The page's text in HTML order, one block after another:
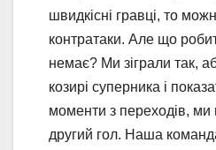
швидкісні гравці, то
контратаки. Але що
немає? Ми зіграли так,
козирі суперника і
моменти з переходів, ми
другий гол. Наша